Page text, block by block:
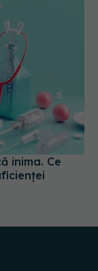
inima. Ce